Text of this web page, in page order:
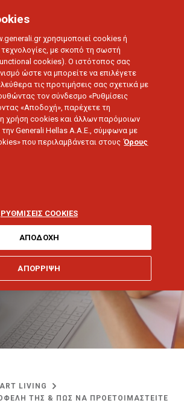
Τα οφέλη
LIVING
ΤΗΣ & ΠΩΣ ΝΑ ΠΡΟΕΤΟΙΜΑΣΤΕΙΤΕ
χρησιμοποιεί cookies ή
με σκοπό τη σωστή
cookies). Ο ιστότοπος σας
ώστε να μπορείτε να επιλέγετε
τις προτιμήσεις σας σχετικά με
τον σύνδεσμο «Ρυθμίσεις
«Αποδοχή», παρέχετε τη
χρήση cookies και άλλων παρόμοιων
Generali Hellas A.A.E., σύμφωνα με
που περιλαμβάνεται στους Όρους
ΡΥΘΜΙΣΕΙΣ COOKIES
ΑΠΟΡΡΙΨΗ
ΑΠΟΔΟΧΗ